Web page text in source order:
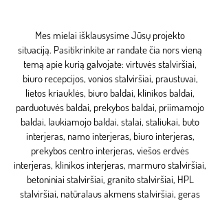
Mes mielai išklausysime Jūsų projekto
situaciją. Pasitikrinkite ar randate čia nors vieną
temą apie kurią galvojate: virtuvės stalviršiai,
biuro recepcijos, vonios stalviršiai, praustuvai,
lietos kriauklės, biuro baldai, klinikos baldai,
parduotuvės baldai, prekybos baldai, priimamojo
baldai, laukiamojo baldai, stalai, staliukai, buto
interjeras, namo interjeras, biuro interjeras,
prekybos centro interjeras, viešos erdvės
interjeras, klinikos interjeras, marmuro stalviršiai,
betoniniai stalviršiai, granito stalviršiai, HPL
stalviršiai, natūralaus akmens stalviršiai, geras